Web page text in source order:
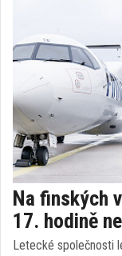
Na finských
17. hodině
Letecké společnosti